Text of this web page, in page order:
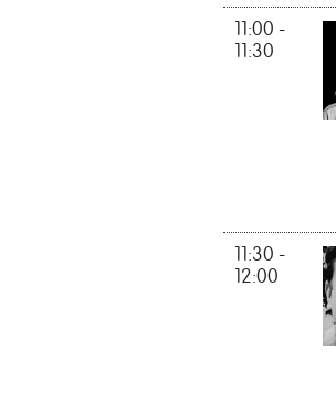
11:00 -
11:30
11:30 -
12:00